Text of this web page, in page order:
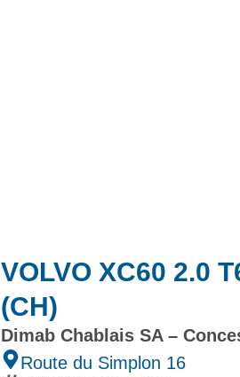
VOLVO XC60 2.0
(CH)
Dimab Chablais SA –
Route du Simplon 16